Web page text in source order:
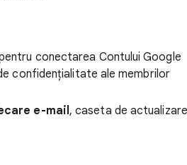
conectarea Contului Google
confidențialitate ale membrilor
e-mail, caseta de